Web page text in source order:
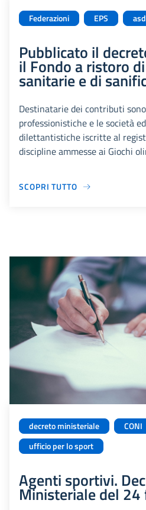
Federazioni EPS
Pubblicato il
il Fondo a ristoro
sanitarie e di
Destinatarie dei contributi
professionistiche e le società
dilettantistiche iscritte al
discipline ammesse ai Giochi
SCOPRI TUTTO
decreto ministeriale
CONI
ufficio per lo sport
Agenti sportivi.
Ministeriale del